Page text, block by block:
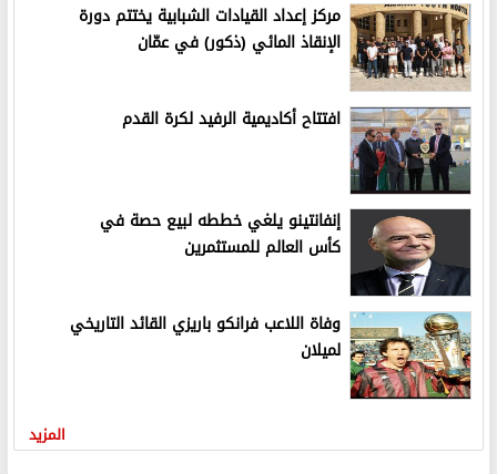
مركز إعداد القيادات الشبابية يختتم دورة
الإنقاذ المائي (ذكور) في عمّان
افتتاح أكاديمية الرفيد لكرة القدم
إنفانتينو يلغي خططه لبيع حصة في
كأس العالم للمستثمرين
وفاة اللاعب فرانكو باريزي القائد التاريخي
لميلان
المزيد